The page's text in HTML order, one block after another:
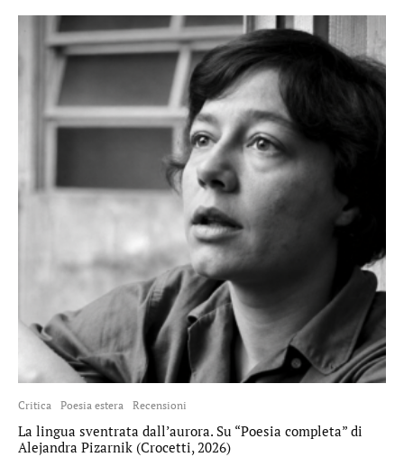
Critica Poesia estera Recensioni
La lingua sventrata dall’aurora. Su “Poesia completa” di
Alejandra Pizarnik (Crocetti, 2026)